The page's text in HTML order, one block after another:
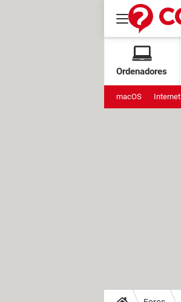
Ordenadores
macOS Internet